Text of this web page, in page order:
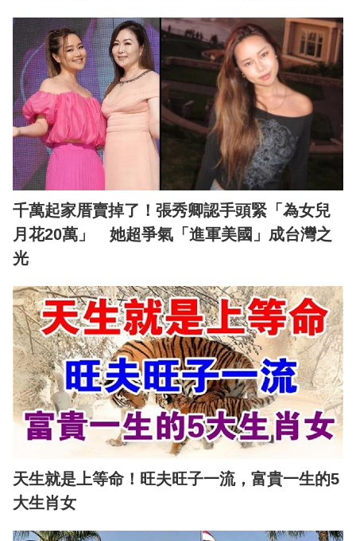
千萬起家厝賣掉了！張秀卿認手頭緊「為女兒
月花20萬」 她超爭氣「進軍美國」成台灣之
光
天生就是上等命！旺夫旺子一流，富貴一生的5
大生肖女